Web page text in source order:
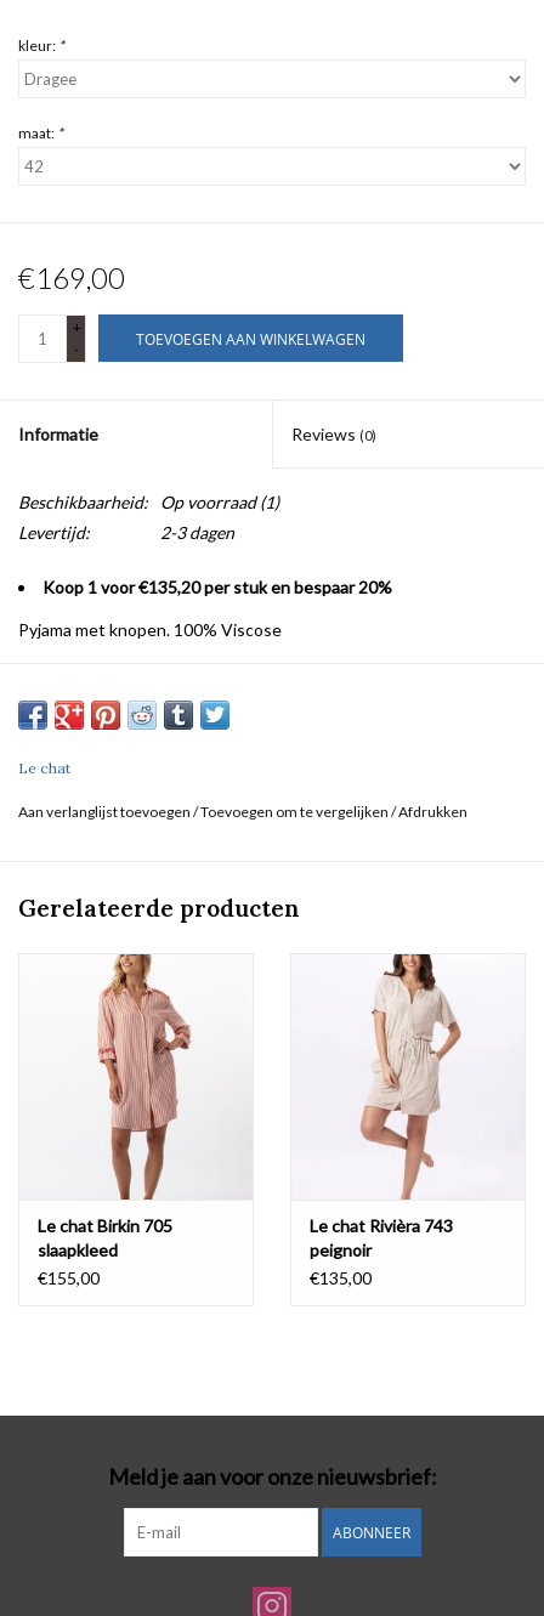
kleur: *
maat: *
€169,00
+
-
TOEVOEGEN AAN WINKELWAGEN
Informatie Reviews (0)
Beschikbaarheid: Op voorraad(1)
Levertijd:
2-3 dagen
Koop 1 voor €135,20 per stuk en bespaar 20%
Pyjama met knopen. 100% Viscose
Le chat
Aan verlanglijst toevoegen /Toevoegen om te vergelijken /Afdrukken
Gerelateerde producten
Le chat Birkin 705
slaapkleed
€155,00
Le chat Rivièra 743
peignoir
€135,00
Meld je aan voor onze nieuwsbrief:
ABONNEER